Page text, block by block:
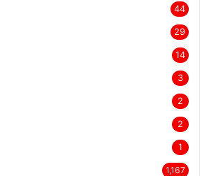
44
29
14
3
2
2
1
1,167